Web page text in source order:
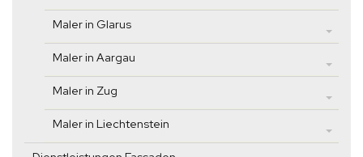
Maler in Glarus
Maler in Aargau
Maler in Zug
Maler in Liechtenstein